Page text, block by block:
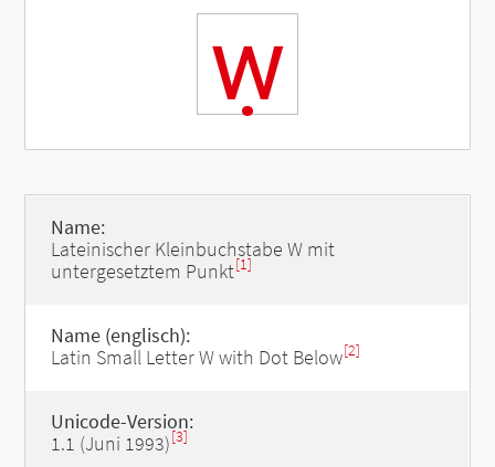
ẉ
Name:
Lateinischer Kleinbuchstabe W mit
untergesetztem Punkt[1]
Name (englisch):
Latin Small Letter W with Dot Below[2]
Unicode-Version:
1.1 (Juni 1993)[3]